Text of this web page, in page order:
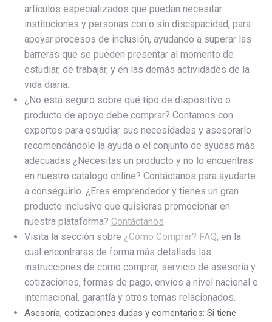
artículos especializados que puedan necesitar
instituciones y personas con o sin discapacidad, para
apoyar procesos de inclusión, ayudando a superar las
barreras que se pueden presentar al momento de
estudiar, de trabajar, y en las demás actividades de la
vida diaria.
¿No está seguro sobre qué tipo de dispositivo o
producto de apoyo debe comprar? Contamos con
expertos para estudiar sus necesidades y asesorarlo
recomendándole la ayuda o el conjunto de ayudas más
adecuadas ¿Necesitas un producto y no lo encuentras
en nuestro catalogo online? Contáctanos para ayudarte
a conseguirlo. ¿Eres emprendedor y tienes un gran
producto inclusivo que quisieras promocionar en
nuestra plataforma? Contáctanos
Visita la sección sobre ¿Cómo Comprar? FAQ, en la
cual encontraras de forma más detallada las
instrucciones de como comprar, servicio de asesoría y
cotizaciones, formas de pago, envíos a nivel nacional e
internacional, garantía y otros temas relacionados.
Asesoría, cotizaciones dudas y comentarios: Si tiene